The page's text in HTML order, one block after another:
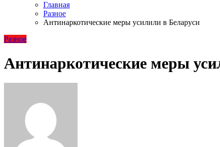
Главная
Разное
Антинаркотические меры усилили в Беларуси
Разное
Антинаркотические меры